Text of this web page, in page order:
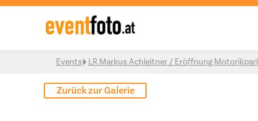
Skip to content
Events LR Markus Achleitner / Eröffnung
Zurück zur Galerie